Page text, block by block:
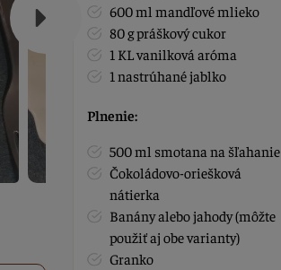
600 ml mandľové mlieko
80 g práškový cukor
1 KL vanilková aróma
1 nastrúhané jablko
Plnenie:
500 ml smotana na šľahanie
Čokoládovo-oriešková
nátierka
Banány alebo jahody (môžte
použiť aj obe varianty)
Granko